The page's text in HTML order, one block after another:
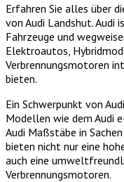
Erfahren Sie alles über
von Audi Landshut. Audi
Fahrzeuge und
Elektroautos,
Verbrennungsmotoren
bieten.
Ein Schwerpunkt von
Modellen wie dem Audi
Audi Maßstäbe in
bieten nicht nur eine
auch eine
Verbrennungsmotoren.